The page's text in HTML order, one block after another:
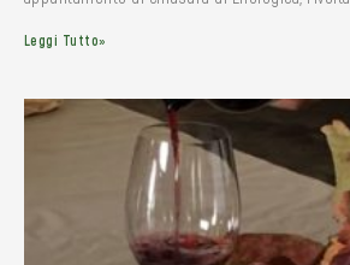
Leggi Tutto»